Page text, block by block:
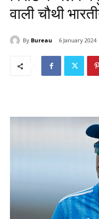
वाली चौथी
By Bureau 6 January 2024